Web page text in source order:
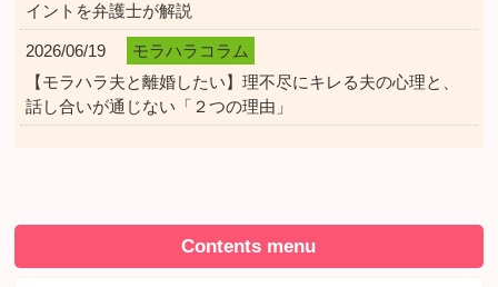
イントを弁護士が解説
2026/06/19
モラハラコラム
【モラハラ夫と離婚したい】理不尽にキレる夫の心理と、
話し合いが通じない「２つの理由」
Contents menu